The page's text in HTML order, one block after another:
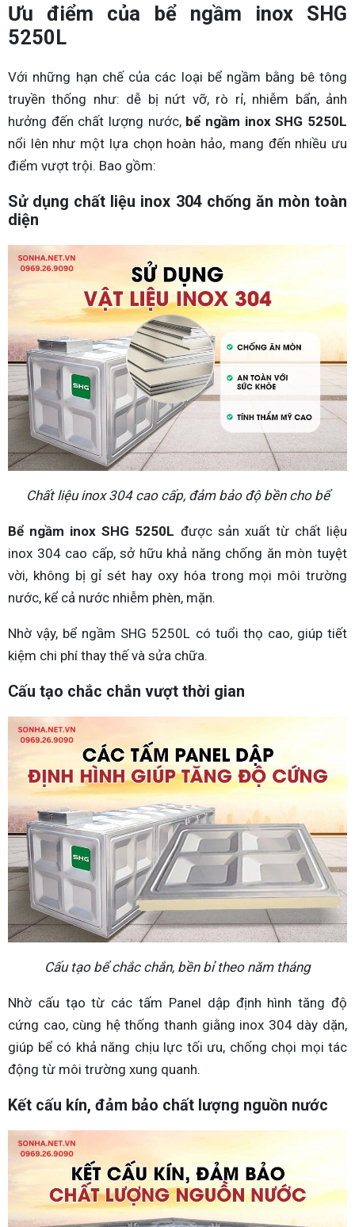
Ưu điểm của bể ngầm inox SHG
5250L
Với những hạn chế của các loại bể ngầm bằng bê tông
truyền thống như: dễ bị nứt vỡ, rò rỉ, nhiễm bẩn, ảnh
hưởng đến chất lượng nước, bể ngầm inox SHG 5250L
nổi lên như một lựa chọn hoàn hảo, mang đến nhiều ưu
điểm vượt trội. Bao gồm:
Sử dụng chất liệu inox 304 chống ăn mòn toàn
diện
Chất liệu inox 304 cao cấp, đảm bảo độ bền cho bể
Bể ngầm inox SHG 5250L được sản xuất từ chất liệu
inox 304 cao cấp, sở hữu khả năng chống ăn mòn tuyệt
vời, không bị gỉ sét hay oxy hóa trong mọi môi trường
nước, kể cả nước nhiễm phèn, mặn.
Nhờ vậy, bể ngầm SHG 5250L có tuổi thọ cao, giúp tiết
kiệm chi phí thay thế và sửa chữa.
Cấu tạo chắc chắn vượt thời gian
Cấu tạo bể chắc chắn, bền bỉ theo năm tháng
Nhờ cấu tạo từ các tấm Panel dập định hình tăng độ
cứng cao, cùng hệ thống thanh giằng inox 304 dày dặn,
giúp bể có khả năng chịu lực tối ưu, chống chọi mọi tác
động từ môi trường xung quanh.
Kết cấu kín, đảm bảo chất lượng nguồn nước